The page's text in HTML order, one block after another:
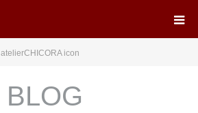
atelierCHICORA icon
BLOG